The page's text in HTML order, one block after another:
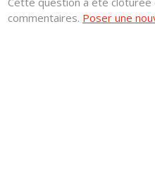
commentaires. Poser une